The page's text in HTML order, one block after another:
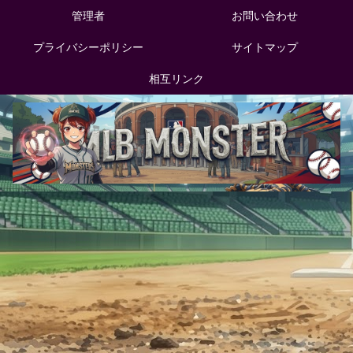
管理者 お問い合わせ
プライバシーポリシー サイトマップ
相互リンク